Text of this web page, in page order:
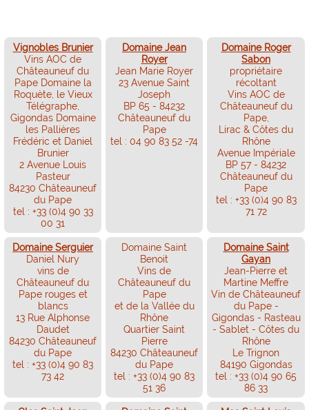
Vignobles Brunier
Vins AOC de
Châteauneuf du
Pape Domaine la
Roquète, le Vieux
Télégraphe,
Gigondas Domaine
les Pallières
Frédéric et Daniel
Brunier
2 Avenue Louis
Pasteur
84230 Châteauneuf
du Pape
tel : +33 (0)4 90 33
00 31
Domaine Jean
Royer
Jean Marie Royer
23 Avenue Saint
Joseph
BP 65 - 84232
Châteauneuf du
Pape
tel : 04 90 83 52 -74
Domaine Roger
Sabon
propriétaire
récoltant
Vins AOC de
Châteauneuf du
Pape,
Lirac & Côtes du
Rhône
Avenue Impériale
BP 57 - 84232
Châteauneuf du
Pape
tel : +33 (0)4 90 83
71 72
Domaine Serguier
Daniel Nury
vins de
Châteauneuf du
Pape rouges et
blancs
13 Rue Alphonse
Daudet
84230 Châteauneuf
du Pape
tel : +33 (0)4 90 83
73 42
Domaine Saint
Benoit
Vins de
Châteauneuf du
Pape
et de la Vallée du
Rhône
Quartier Saint
Pierre
84230 Châteauneuf
du Pape
tel : +33 (0)4 90 83
51 36
Domaine Saint
Gayan
Jean-Pierre et
Martine Meffre
Vin de Châteauneuf
du Pape -
Gigondas - Rasteau
- Sablet - Côtes du
Rhône
Le Trignon
84190 Gigondas
tel : +33 (0)4 90 65
86 33